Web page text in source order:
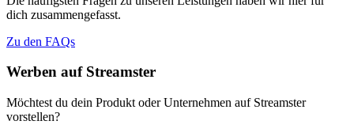
dich zusammengefasst.
Zu den FAQs
Werben auf Streamster
Möchtest du dein Produkt oder Unternehmen auf Streamster
vorstellen?